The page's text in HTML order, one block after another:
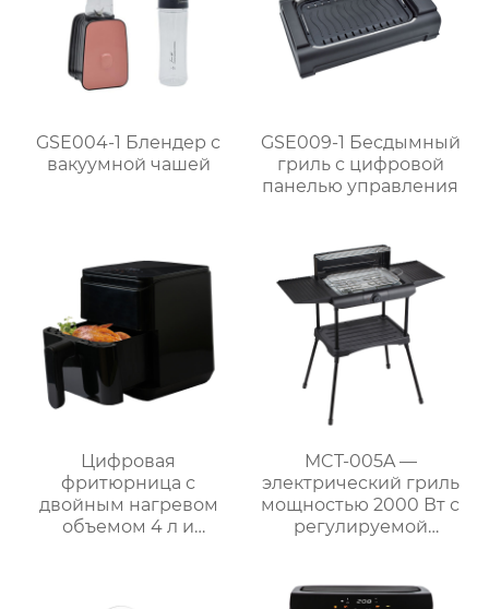
GSE004-1 Блендер с
вакуумной чашей
GSE009-1 Бесдымный
гриль с цифровой
панелью управления
Цифровая
фритюрница с
двойным нагревом
объемом 4 л и
MCT-005A —
электрический гриль
мощностью 2000 Вт с
регулируемой
на природе